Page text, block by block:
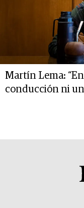
Martín Lema:
conducción ni